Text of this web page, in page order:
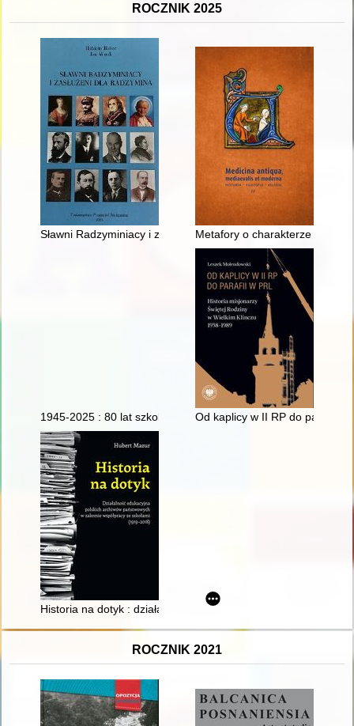
ROCZNIK 2025
Sławni Radzyminiacy i zasłużeni dla Radzymina
Metafory o charakterze
1945-2025 : 80 lat szkolnictwa leśnego w Goraju : monografia
Od kaplicy w II RP do parafii w
Historia na dotyk : działalność edukacyjna polskich archiwów
ROCZNIK 2021